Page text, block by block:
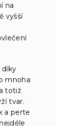
na
vyšší
díky
mnoha
totiž
tvar.
a perte